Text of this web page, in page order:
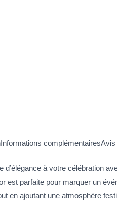
Informations complémentairesAvis
d’élégance à votre célébration
est parfaite pour marquer un
en ajoutant une atmosphère